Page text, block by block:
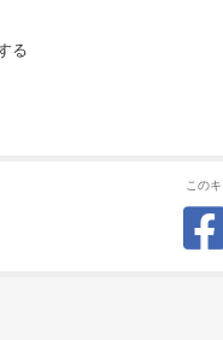
る
この